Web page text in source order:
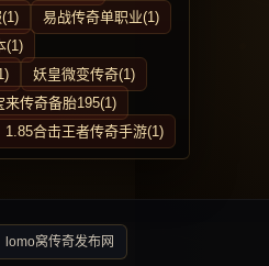
易战传奇单职业(1)
(1)
妖皇微变传奇(1)
来传奇备胎195(1)
1.85合击王者传奇手游(1)
lomo窝传奇发布网